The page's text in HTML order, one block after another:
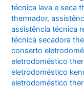
técnica lava e seca
thermador,
assistência técnica
técnica secadora
conserto
eletrodoméstico
eletrodoméstico
eletrodoméstico